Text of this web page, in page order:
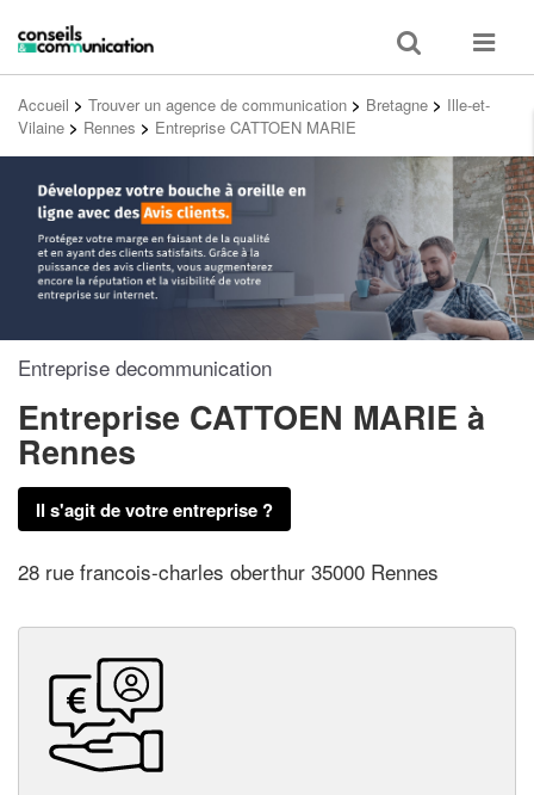
Toggle
search
Toggle
Accueil > Trouver un agence de communication > Bretagne > Ille-et-
Vilaine > Rennes > Entreprise CATTOEN MARIE
Entreprise decommunication
Entreprise CATTOEN MARIE à
Rennes
Il s'agit de votre entreprise ?
28 rue francois-charles oberthur 35000 Rennes